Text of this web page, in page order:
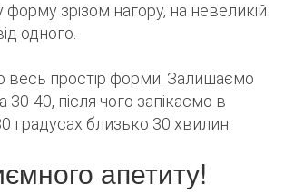
зрізом нагору, на невеликій
одного.
весь простір форми. Залишаємо
30-40, після чого запікаємо в
градусах близько 30 хвилин.
апетиту!